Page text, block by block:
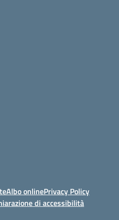
Albo onlinePrivacy Policy
di accessibilità